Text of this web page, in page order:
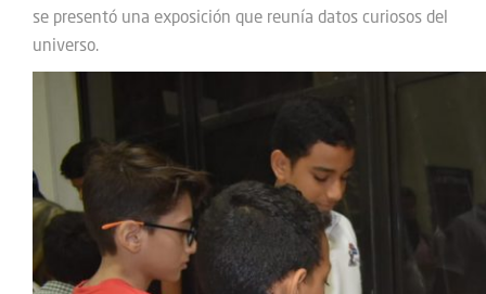
se presentó una exposición que reunía datos curiosos del
universo.